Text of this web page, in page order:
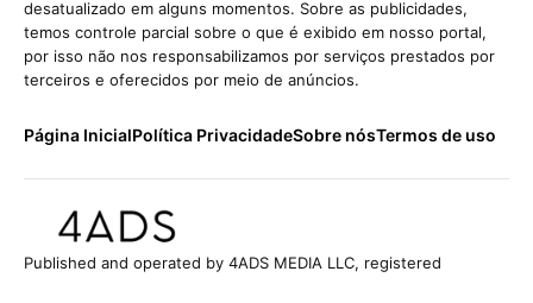
desatualizado em alguns momentos. Sobre as publicidades,
temos controle parcial sobre o que é exibido em nosso portal,
por isso não nos responsabilizamos por serviços prestados por
terceiros e oferecidos por meio de anúncios.
Página InicialPolítica PrivacidadeSobre nósTermos de uso
Published and operated by 4ADS MEDIA LLC, registered